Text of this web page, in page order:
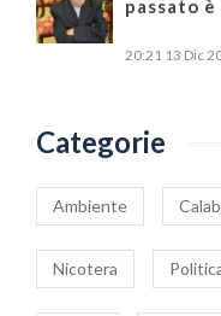
passato
20:21 13 Dic
Categorie
Ambiente
Nicotera